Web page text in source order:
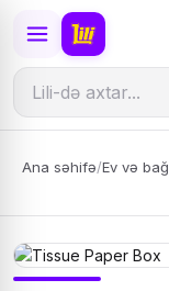
Ana səhifə/Ev və bağ